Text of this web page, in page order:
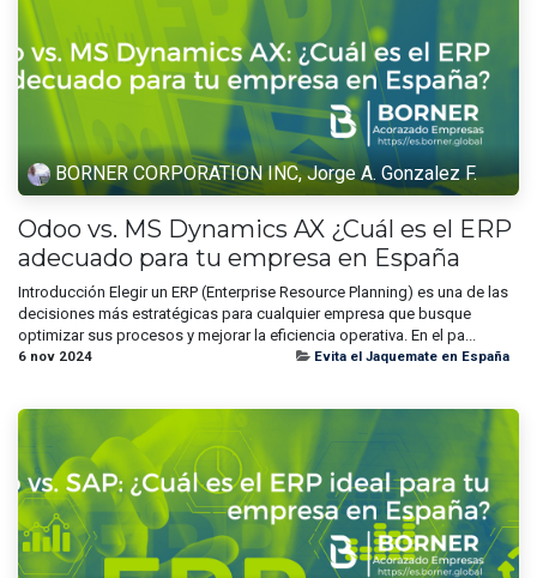
BORNER CORPORATION INC, Jorge A. Gonzalez F.
Odoo vs. MS Dynamics AX ¿Cuál es el ERP
adecuado para tu empresa en España
Introducción Elegir un ERP (Enterprise Resource Planning) es una de las
decisiones más estratégicas para cualquier empresa que busque
optimizar sus procesos y mejorar la eficiencia operativa. En el pa...
6 nov 2024 Evita el Jaquemate en España